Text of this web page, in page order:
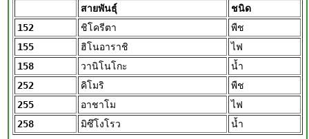
สายพันธุ์
ชนิด
152
ชิโครีตา
พืช
155
ฮิโนอาราชิ
ไฟ
158
วานิโนโกะ
น้ำ
252
คิโมริ
พืช
255
อาชาโม
ไฟ
258
มิซึโงโรว น้ำ